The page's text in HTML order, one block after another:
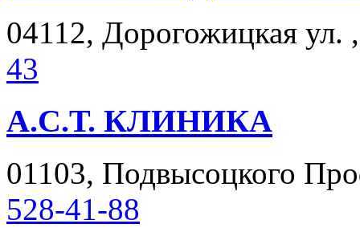
04112, Дорогожицкая ул.
43
А.С.Т. КЛИНИКА
01103, Подвысоцкого
528-41-88